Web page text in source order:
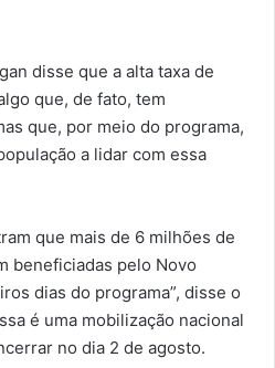
disse que a alta taxa de
que, de fato, tem
que, por meio do programa,
a lidar com essa
que mais de 6 milhões de
beneficiadas pelo Novo
dias do programa”, disse o
é uma mobilização nacional
no dia 2 de agosto.